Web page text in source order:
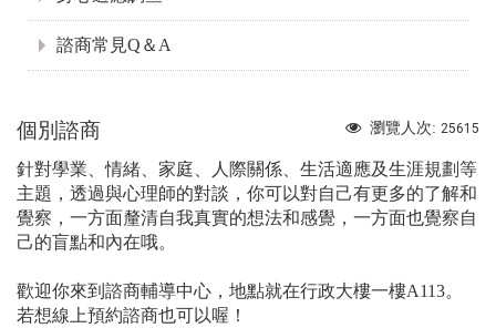
諮商常見Q＆A
瀏覽人次: 25615
個別諮商
針對學業、情緒、家庭、人際關係、生活適應及生涯規劃等
主題，透過與心理師的對談，你可以對自己有更多的了解和
覺察，一方面釐清自我真實的想法和感覺，一方面也覺察自
己的盲點和內在哦。
歡迎你來到諮商輔導中心，地點就在行政大樓一樓A113。
若想線上預約諮商也可以喔！